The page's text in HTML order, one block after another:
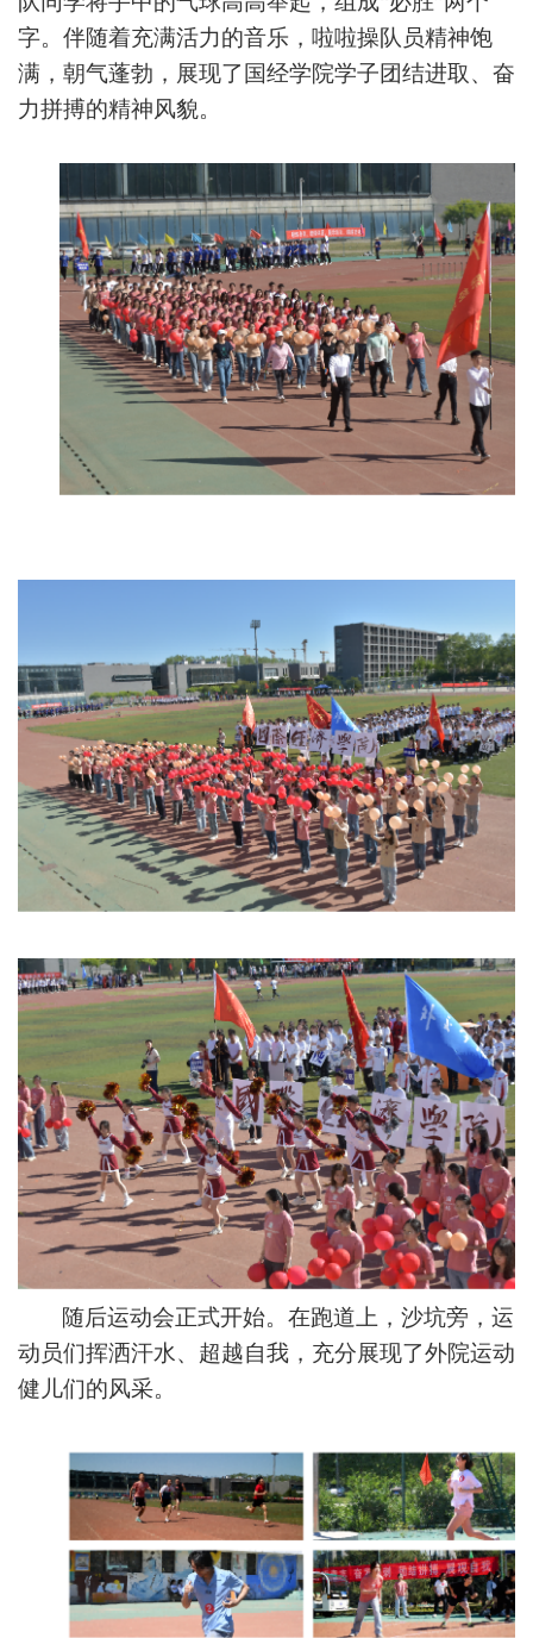
字。伴随着充满活力的音乐，啦啦操队员精神饱
满，朝气蓬勃，展现了国经学院学子团结进取、奋
力拼搏的精神风貌。
随后运动会正式开始。在跑道上，沙坑旁，运
动员们挥洒汗水、超越自我，充分展现了外院运动
健儿们的风采。